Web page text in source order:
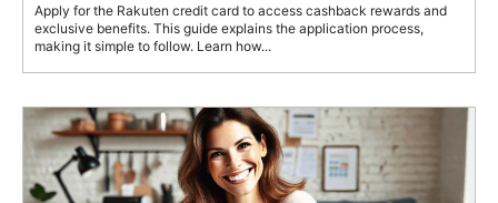
Apply for the Rakuten credit card to access cashback rewards and
exclusive benefits. This guide explains the application process,
making it simple to follow. Learn how...